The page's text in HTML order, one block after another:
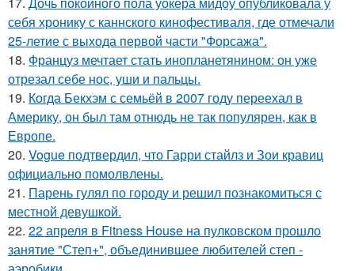
себя хронику с каннского кинофестиваля, где отмечали
25-летие с выхода первой части "Форсажа".
18. Француз мечтает стать инопланетянином: он уже
отрезал себе нос, уши и пальцы.
19. Когда Бекхэм с семьёй в 2007 году переехал в
Америку, он был там отнюдь не так популярен, как в
Европе.
20. Vogue подтвердил, что Гарри стайлз и Зои кравиц
официально помолвлены.
21. Парень гулял по городу и решил познакомиться с
местной девушкой.
22. 22 апреля в Fitness House на пулковском прошло
занятие "Степ+", объединившее любителей степ -